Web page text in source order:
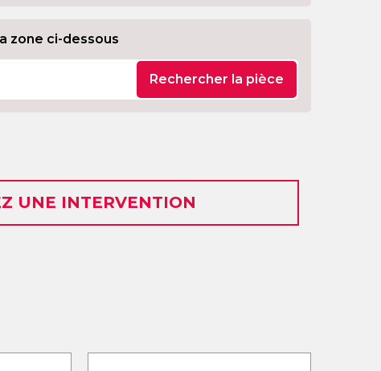
zone ci-dessous
Rechercher la pièce
UNE INTERVENTION